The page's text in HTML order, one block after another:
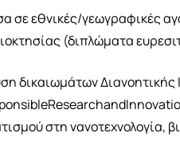
σε εθνικές/γεωγραφικές
(διπλώματα
δικαιωμάτων Διανοητικής
στη νανοτεχνολογία,